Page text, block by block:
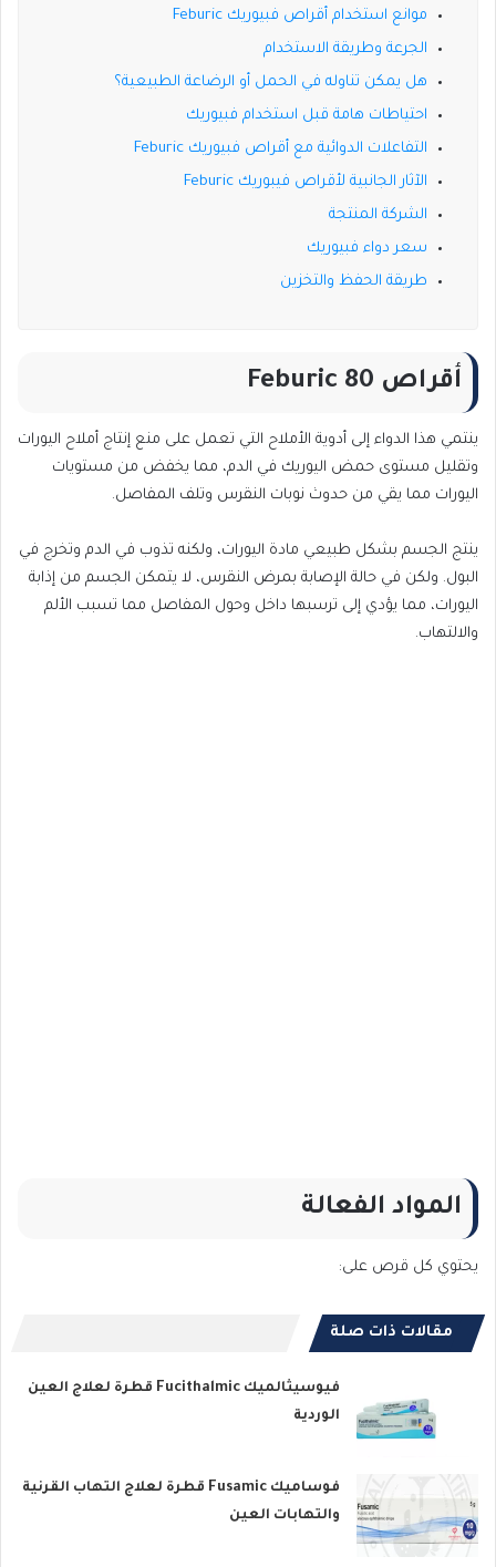
موانع استخدام أقراص فبيوريك Feburic
الجرعة وطريقة الاستخدام
هل يمكن تناوله في الحمل أو الرضاعة الطبيعية؟
احتياطات هامة قبل استخدام فبيوريك
التفاعلات الدوائية مع أقراص فبيوريك Feburic
الآثار الجانبية لأقراص فيبوريك Feburic
الشركة المنتجة
سعر دواء فبيوريك
طريقة الحفظ والتخزين
أقراص Feburic 80
ينتمي هذا الدواء إلى أدوية الأملاح التي تعمل على منع إنتاج أملاح اليورات
وتقليل مستوى حمض اليوريك في الدم، مما يخفض من مستويات
اليورات مما يقي من حدوث نوبات النقرس وتلف المفاصل.
ينتج الجسم بشكل طبيعي مادة اليورات، ولكنه تذوب في الدم وتخرج في
البول. ولكن في حالة الإصابة بمرض النقرس، لا يتمكن الجسم من إذابة
اليورات، مما يؤدي إلى ترسبها داخل وحول المفاصل مما تسبب الألم
والالتهاب.
المواد الفعالة
يحتوي كل قرص على:
مقالات ذات صلة
فيوسيثالميك Fucithalmic قطرة لعلاج العين
الوردية
فوساميك Fusamic قطرة لعلاج التهاب القرنية
والتهابات العين